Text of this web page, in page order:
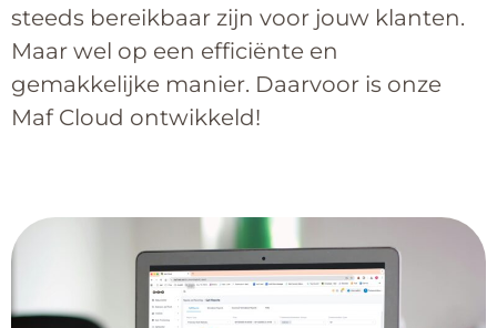
steeds bereikbaar zijn voor jouw klanten.
Maar wel op een efficiënte en
gemakkelijke manier. Daarvoor is onze
Maf Cloud ontwikkeld!